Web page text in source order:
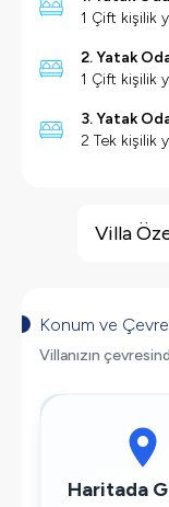
1 Çift kişilik
2. Yatak
1 Çift kişilik
3. Yatak
2 Tek kişilik
Deniz Manzarası
Barbekü
Spor Salonu
Doğa Manzaralı
Villa
Konum ve Çevre
Villanızın
Haritada